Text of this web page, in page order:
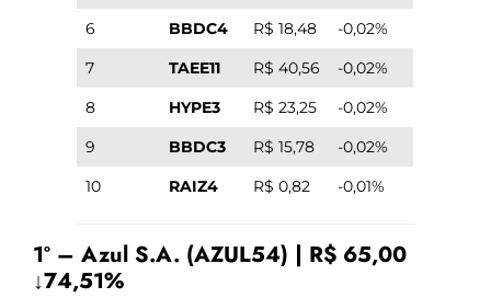
6
BBDC4 R$ 18,48
-0,02%
7
TAEE11 R$ 40,56
-0,02%
8
HYPE3 R$ 23,25
-0,02%
9
BBDC3 R$ 15,78
-0,02%
10
RAIZ4 R$ 0,82 -0,01%
1º – Azul S.A. (AZUL54) | R$ 65,00
↓74,51%